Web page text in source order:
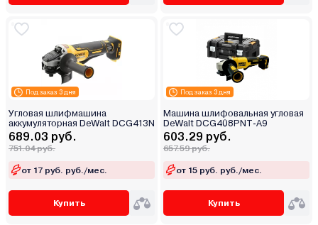
Под заказ 3 дня
Угловая шлифмашина
аккумуляторная DeWalt DCG413N
689.03 руб.
751.04 руб.
от 17 руб. руб./мес.
Купить
Под заказ 3 дня
Машина шлифовальная угловая
DeWalt DCG408PNT-A9
603.29 руб.
657.59 руб.
от 15 руб. руб./мес.
Купить